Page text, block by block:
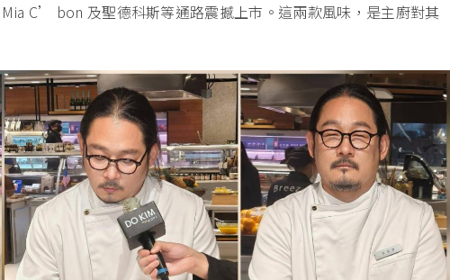
C’ bon 及聖德科斯等通路震撼上市。這兩款風味， 是主廚對其